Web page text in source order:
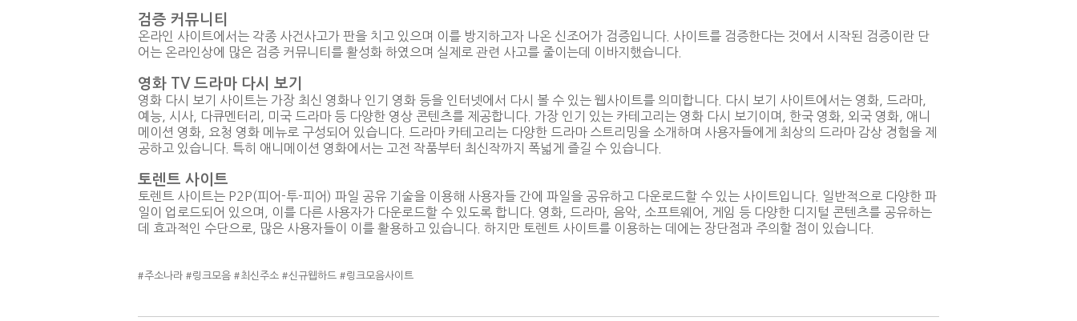
검증 커뮤니티
온라인 사이트에서는 각종 사건사고가 판을 치고 있으며 이를 방지하고자 나온 신조어가 검증입니다. 사이트를 검증한다는 것에서 시작된 검증이란 단
어는 온라인상에 많은 검증 커뮤니티를 활성화 하였으며 실제로 관련 사고를 줄이는데 이바지했습니다.
영화 TV 드라마 다시 보기
영화 다시 보기 사이트는 가장 최신 영화나 인기 영화 등을 인터넷에서 다시 볼 수 있는 웹사이트를 의미합니다. 다시 보기 사이트에서는 영화, 드라마,
예능, 시사, 다큐멘터리, 미국 드라마 등 다양한 영상 콘텐츠를 제공합니다. 가장 인기 있는 카테고리는 영화 다시 보기이며, 한국 영화, 외국 영화, 애니
메이션 영화, 요청 영화 메뉴로 구성되어 있습니다. 드라마 카테고리는 다양한 드라마 스트리밍을 소개하며 사용자들에게 최상의 드라마 감상 경험을 제
공하고 있습니다. 특히 애니메이션 영화에서는 고전 작품부터 최신작까지 폭넓게 즐길 수 있습니다.
토렌트 사이트
토렌트 사이트는 P2P(피어-투-피어) 파일 공유 기술을 이용해 사용자들 간에 파일을 공유하고 다운로드할 수 있는 사이트입니다. 일반적으로 다양한 파
일이 업로드되어 있으며, 이를 다른 사용자가 다운로드할 수 있도록 합니다. 영화, 드라마, 음악, 소프트웨어, 게임 등 다양한 디지털 콘텐츠를 공유하는
데 효과적인 수단으로, 많은 사용자들이 이를 활용하고 있습니다. 하지만 토렌트 사이트를 이용하는 데에는 장단점과 주의할 점이 있습니다.
#주소나라 #링크모음 #최신주소 #신규웹하드 #링크모음사이트